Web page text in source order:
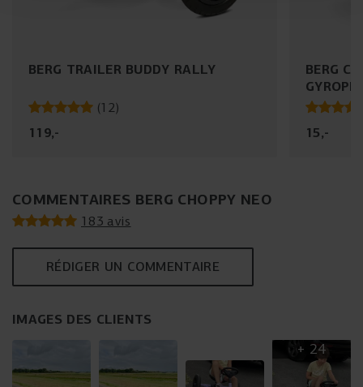
BERG TRAILER BUDDY RALLY
(12)
119,-
BERG
15,-
COMMENTAIRES BERG CHOPPY NEO
183 avis
RÉDIGER UN COMMENTAIRE
IMAGES DES CLIENTS
+ 24